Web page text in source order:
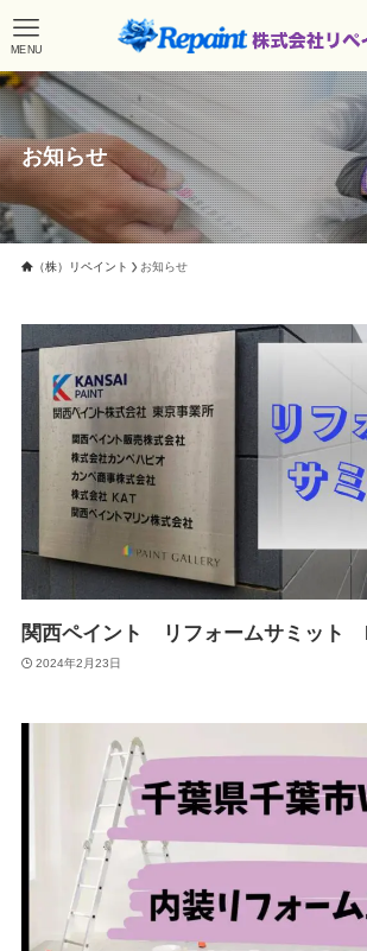
MENU
お知らせ
（株）リペイント お知らせ
関西ペイント リフォームサミット
2024年2月23日